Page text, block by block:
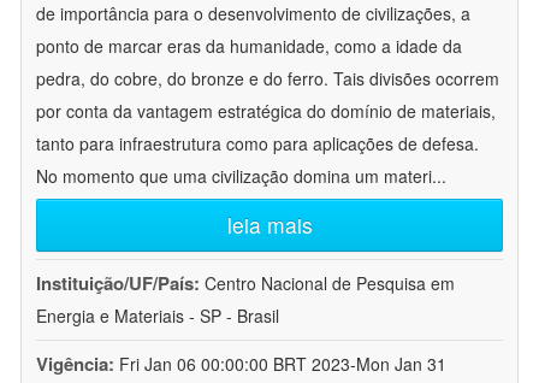
de importância para o desenvolvimento de civilizações, a
ponto de marcar eras da humanidade, como a idade da
pedra, do cobre, do bronze e do ferro. Tais divisões ocorrem
por conta da vantagem estratégica do domínio de materiais,
tanto para infraestrutura como para aplicações de defesa.
No momento que uma civilização domina um materi...
leia mais
Instituição/UF/País: Centro Nacional de Pesquisa em
Energia e Materiais - SP - Brasil
Vigência: Fri Jan 06 00:00:00 BRT 2023-Mon Jan 31